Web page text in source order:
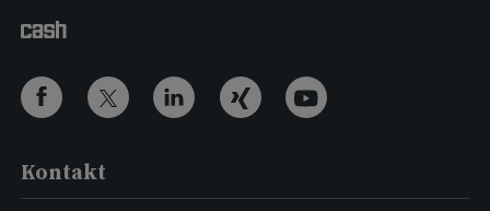
Kontakt